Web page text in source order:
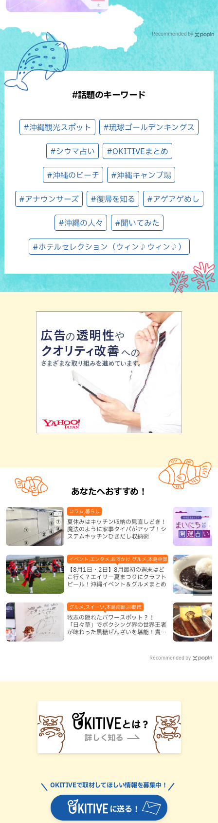
Recommended by
#話題のキーワード
#沖縄観光スポット #琉球ゴールデンキングス
#シウマ占い #OKITIVEまとめ
#沖縄のビーチ #沖縄キャンプ場
#アナウンサーズ #復帰を知る #アゲアゲめし
#沖縄の人々 #聞いてみた
#ホテルセレクション（ウィン♪ウィン♪）
あなたへおすすめ！
夏休みはキッチン収納の見直しどき！
魔法のように家事タイパがアップ！シ
ステムキッチンひきだし収納術
コラム,暮らし
【8月1日・2日】8月最初の週末はど
こ行く？エイサー夏まつりにクラフト
ビール！沖縄イベント＆グルメまとめ
イベント,エンタメ,おでかけ,グルメ,本島中部,本島北部,本島南部
牧志の隠れたパワースポット？！
「日々草」でボクシング界の世界王者
が味わった黒糖ぜんざいを堪能！貴重
グルメ,スイーツ,本島南部,那覇市
Recommended by
に送る！
OKITIVEで取材してほしい情報を募集中！